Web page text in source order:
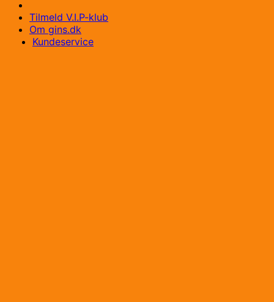
Tilmeld V.I.P-klub
Om gins.dk
Kundeservice